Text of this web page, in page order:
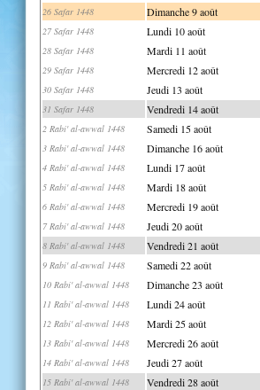
26 Safar 1448 Dimanche 9 août
27 Safar 1448 Lundi 10 août
28 Safar 1448 Mardi 11 août
29 Safar 1448 Mercredi 12 août
30 Safar 1448 Jeudi 13 août
31 Safar 1448 Vendredi 14 août
2 Rabi' al-awwal 1448 Samedi 15 août
3 Rabi' al-awwal 1448 Dimanche 16 août
4 Rabi' al-awwal 1448 Lundi 17 août
5 Rabi' al-awwal 1448 Mardi 18 août
6 Rabi' al-awwal 1448 Mercredi 19 août
7 Rabi' al-awwal 1448 Jeudi 20 août
8 Rabi' al-awwal 1448 Vendredi 21 août
9 Rabi' al-awwal 1448 Samedi 22 août
10 Rabi' al-awwal 1448 Dimanche 23 août
11 Rabi' al-awwal 1448 Lundi 24 août
12 Rabi' al-awwal 1448 Mardi 25 août
13 Rabi' al-awwal 1448 Mercredi 26 août
14 Rabi' al-awwal 1448 Jeudi 27 août
15 Rabi' al-awwal 1448 Vendredi 28 août